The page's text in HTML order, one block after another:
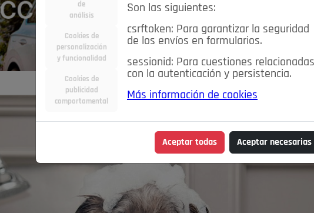
de
análisis
Cookies de
personalización
y funcionalidad
Cookies de
publicidad
comportamental
Son las siguientes:
csrftoken: Para garantizar la seguridad
de los envíos en formularios.
sessionid: Para cuestiones relacionadas
con la autenticación y persistencia.
Más información de cookies
Aceptar todas Aceptar necesarias